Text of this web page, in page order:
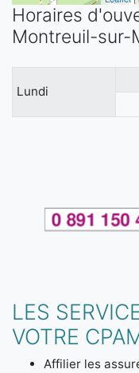
Horaires
Montreuil-sur-
Lundi
LES
VOTRE
Affilier les